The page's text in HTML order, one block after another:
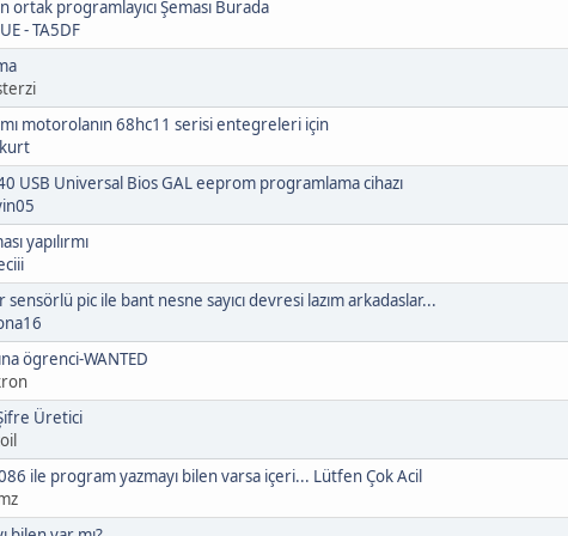
ortak programlayıcı Şeması Burada
- TA5DF
motorolanın 68hc11 serisi entegreleri için
USB Universal Bios GAL eeprom programlama cihazı
yapılırmı
sensörlü pic ile bant nesne sayıcı devresi lazım arkadaslar...
ögrenci-WANTED
Üretici
ile program yazmayı bilen varsa içeri... Lütfen Çok Acil